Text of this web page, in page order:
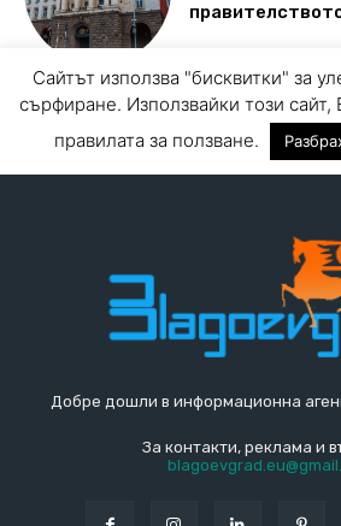
Добре дошли в информационна
За контакти, реклама и